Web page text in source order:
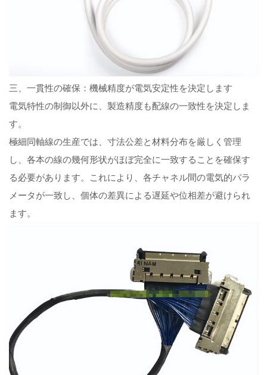
三、一貫性の確保：機械精度が電気安定性を決定します
電気特性の制御以外に、製造精度も配線の一致性を決定しま
す。
極細同軸線の生産では、寸法公差と材料分布を厳しく管理
し、各本の線の幾何形状がほぼ完全に一致することを確保す
る必要があります。これにより、各チャネル間の電気的パラ
メータが一致し、個体の差異による遅延や位相差が避けられ
ます。